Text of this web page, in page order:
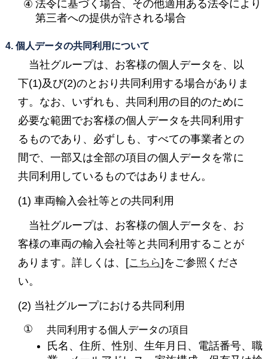
法令に基づく場合、その他適用ある法令により
第三者への提供が許される場合
4. 個人データの共同利用について
当社グループは、お客様の個人データを、以
下(1)及び(2)のとおり共同利用する場合がありま
す。なお、いずれも、共同利用の目的のために
必要な範囲でお客様の個人データを共同利用す
るものであり、必ずしも、すべての事業者との
間で、一部又は全部の項目の個人データを常に
共同利用しているものではありません。
(1) 車両輸入会社等との共同利用
当社グループは、お客様の個人データを、お
客様の車両の輸入会社等と共同利用することが
あります。詳しくは、[こちら]をご参照くださ
い。
(2) 当社グループにおける共同利用
共同利用する個人データの項目
氏名、住所、性別、生年月日、電話番号、職